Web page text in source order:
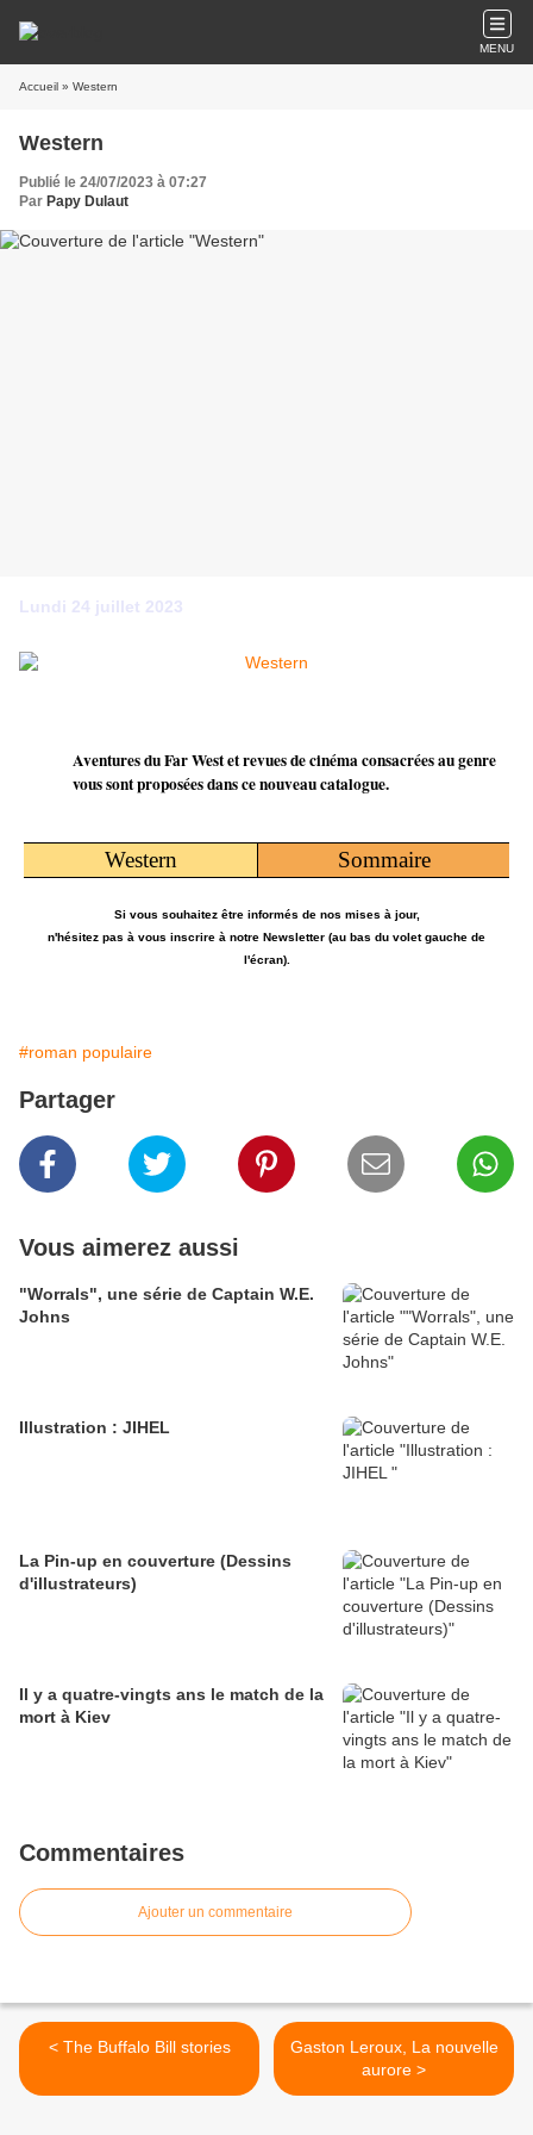
MENU
Accueil » Western
Western
Publié le 24/07/2023 à 07:27
Par Papy Dulaut
Lundi 24 juillet 2023
Aventures du Far West et revues de cinéma consacrées au genre
vous sont proposées dans ce nouveau catalogue.
Western Sommaire
Si vous souhaitez être informés de nos mises à jour,
n'hésitez pas à vous inscrire à notre Newsletter (au bas du volet gauche de
l'écran).
#roman populaire
Partager
Vous aimerez aussi
"Worrals", une série de Captain W.E.
Johns
Illustration : JIHEL
La Pin-up en couverture (Dessins
d'illustrateurs)
Il y a quatre-vingts ans le match de la
mort à Kiev
Commentaires
Ajouter un commentaire
< The Buffalo Bill stories
Gaston Leroux, La nouvelle
aurore >